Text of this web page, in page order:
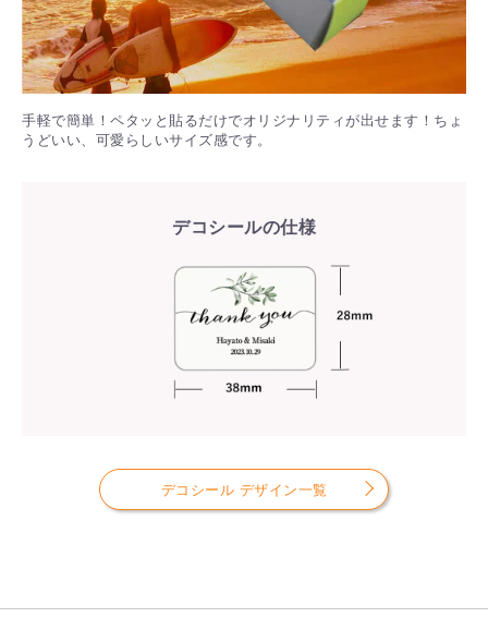
手軽で簡単！ペタッと貼るだけでオリジナリティが出せます！ちょ
うどいい、可愛らしいサイズ感です。
デコシールの仕様
デコシール デザイン一覧